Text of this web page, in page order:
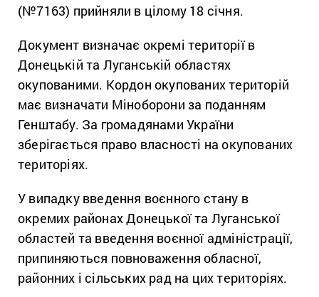
(№7163) прийняли в цілому 18 січня.
Документ визначає окремі території в
Донецькій та Луганській областях
окупованими. Кордон окупованих територій
має визначати Міноборони за поданням
Генштабу. За громадянами України
зберігається право власності на окупованих
територіях.
У випадку введення воєнного стану в
окремих районах Донецької та Луганської
областей та введення воєнної адміністрації,
припиняються повноваження обласної,
районних і сільських рад на цих територіях.